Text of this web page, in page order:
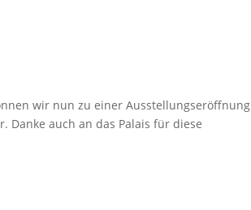
wir nun zu einer Ausstellungseröffnung
Danke auch an das Palais für diese